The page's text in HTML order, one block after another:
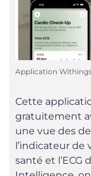
Application
Cette
gratuitement
une vue des
l’indicateur de
santé et l’ECG